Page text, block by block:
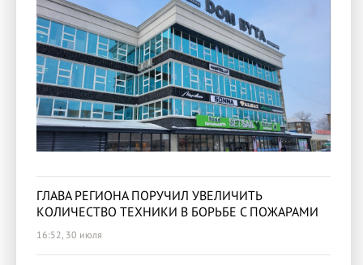
ГЛАВА РЕГИОНА ПОРУЧИЛ УВЕЛИЧИТЬ
КОЛИЧЕСТВО ТЕХНИКИ В БОРЬБЕ С ПОЖАРАМИ
16:52, 30 июля